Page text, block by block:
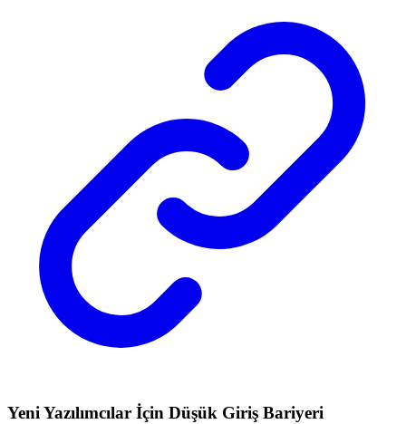
Yeni Yazılımcılar İçin Düşük Giriş Bariyeri